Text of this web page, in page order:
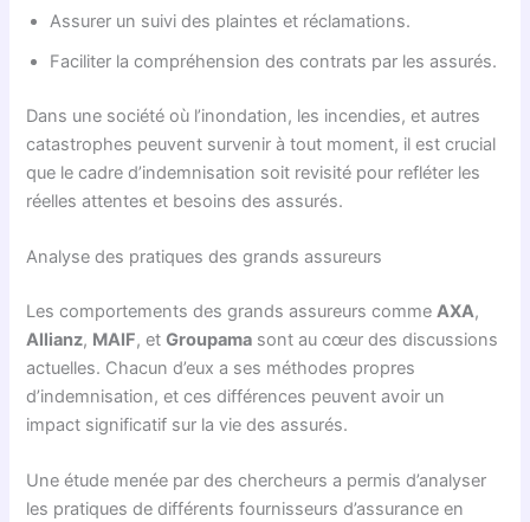
Assurer un suivi des plaintes et réclamations.
Faciliter la compréhension des contrats par les assurés.
Dans une société où l’inondation, les incendies, et autres
catastrophes peuvent survenir à tout moment, il est crucial
que le cadre d’indemnisation soit revisité pour refléter les
réelles attentes et besoins des assurés.
Analyse des pratiques des grands assureurs
Les comportements des grands assureurs commeAXA,
Allianz, MAIF, etGroupama sont au cœur des discussions
actuelles. Chacun d’eux a ses méthodes propres
d’indemnisation, et ces différences peuvent avoir un
impact significatif sur la vie des assurés.
Une étude menée par des chercheurs a permis d’analyser
les pratiques de différents fournisseurs d’assurance en